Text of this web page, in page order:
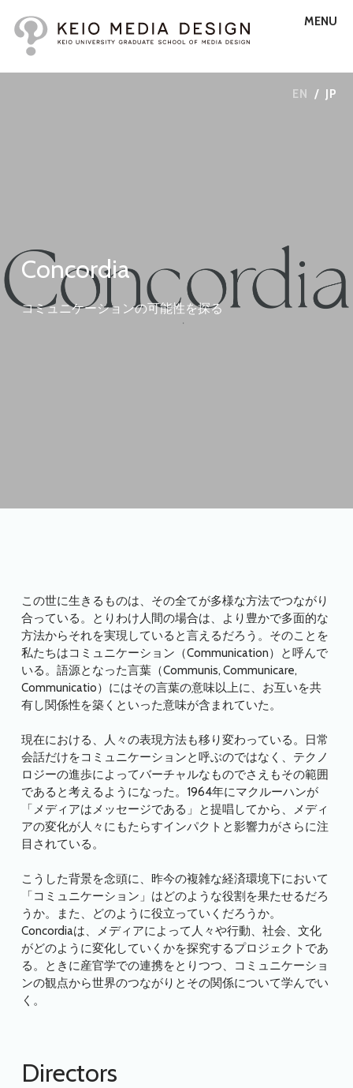
MENU
EN / JP
Concordia
コミュニケーションの可能性を探る
この世に生きるものは、その全てが多様な方法でつながり
合っている。とりわけ人間の場合は、より豊かで多面的な
方法からそれを実現していると言えるだろう。そのことを
私たちはコミュニケーション（Communication）と呼んで
いる。語源となった言葉（Communis, Communicare,
Communicatio）にはその言葉の意味以上に、お互いを共
有し関係性を築くといった意味が含まれていた。
現在における、人々の表現方法も移り変わっている。日常
会話だけをコミュニケーションと呼ぶのではなく、テクノ
ロジーの進歩によってバーチャルなものでさえもその範囲
であると考えるようになった。1964年にマクルーハンが
「メディアはメッセージである」と提唱してから、メディ
アの変化が人々にもたらすインパクトと影響力がさらに注
目されている。
こうした背景を念頭に、昨今の複雑な経済環境下において
「コミュニケーション」はどのような役割を果たせるだろ
うか。また、どのように役立っていくだろうか。
Concordiaは、メディアによって人々や行動、社会、文化
がどのように変化していくかを探究するプロジェクトであ
る。ときに産官学での連携をとりつつ、コミュニケーショ
ンの観点から世界のつながりとその関係について学んでい
く。
Directors